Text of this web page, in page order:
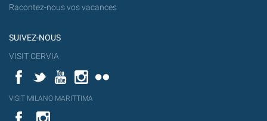
Racontez-nous vos vacances
SUIVEZ-NOUS
VISIT CERVIA
FacebookTwitterYouTubeInstagram
YouT
VISIT MILANO MARITTIMA
Flick
VISITYouTube